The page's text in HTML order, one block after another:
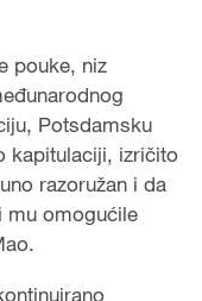
pouke, niz
Potsdamsku
kapitulaciji, izričito
razoružan i da
mu omogućile